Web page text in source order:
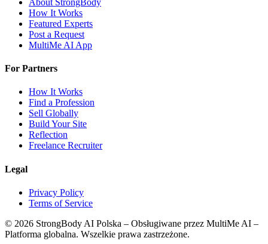
How It Works
Featured Experts
Post a Request
MultiMe AI App
For Partners
How It Works
Find a Profession
Sell Globally
Build Your Site
Reflection
Freelance Recruiter
Legal
Privacy Policy
Terms of Service
© 2026 StrongBody AI Polska – Obsługiwane przez MultiMe AI –
Platforma globalna. Wszelkie prawa zastrzeżone.